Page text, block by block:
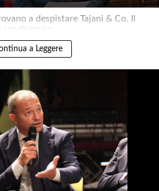
a despistare Tajani & Co. Il
un diversivo..
a Leggere